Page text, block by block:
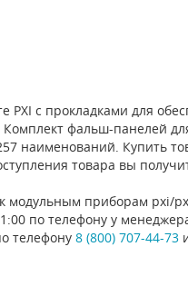
PXI с прокладками для
фальш-панелей
наименований. Купить
товара вы
модульным приборам pxi/
по телефону у
телефону 8 (800) 707-44-73